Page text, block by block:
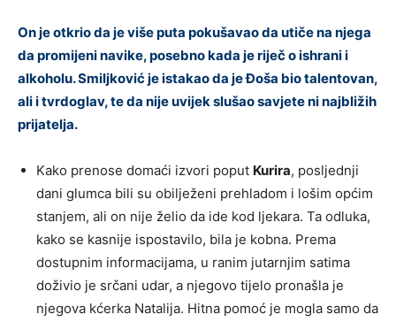
On je otkrio da je više puta pokušavao da utiče na njega
da promijeni navike, posebno kada je riječ o ishrani i
alkoholu. Smiljković je istakao da je Đoša bio talentovan,
ali i tvrdoglav, te da nije uvijek slušao savjete ni najbližih
prijatelja.
Kako prenose domaći izvori poput Kurira, posljednji
dani glumca bili su obilježeni prehladom i lošim općim
stanjem, ali on nije želio da ide kod ljekara. Ta odluka,
kako se kasnije ispostavilo, bila je kobna. Prema
dostupnim informacijama, u ranim jutarnjim satima
doživio je srčani udar, a njegovo tijelo pronašla je
njegova kćerka Natalija. Hitna pomoć je mogla samo da